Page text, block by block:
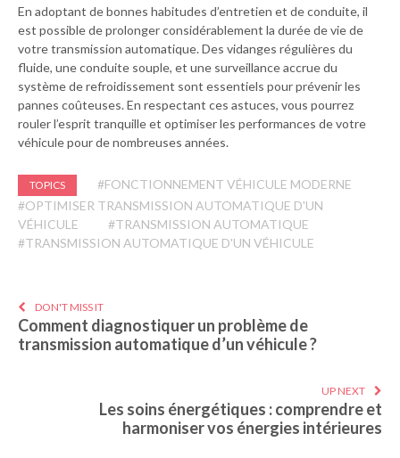
En adoptant de bonnes habitudes d’entretien et de conduite, il
est possible de prolonger considérablement la durée de vie de
votre transmission automatique. Des vidanges régulières du
fluide, une conduite souple, et une surveillance accrue du
système de refroidissement sont essentiels pour prévenir les
pannes coûteuses. En respectant ces astuces, vous pourrez
rouler l’esprit tranquille et optimiser les performances de votre
véhicule pour de nombreuses années.
TOPICS
#FONCTIONNEMENT VÉHICULE MODERNE
#OPTIMISER TRANSMISSION AUTOMATIQUE D'UN
VÉHICULE
#TRANSMISSION AUTOMATIQUE
#TRANSMISSION AUTOMATIQUE D'UN VÉHICULE
DON'T MISS IT
Comment diagnostiquer un problème de
transmission automatique d’un véhicule ?
UP NEXT
Les soins énergétiques : comprendre et
harmoniser vos énergies intérieures